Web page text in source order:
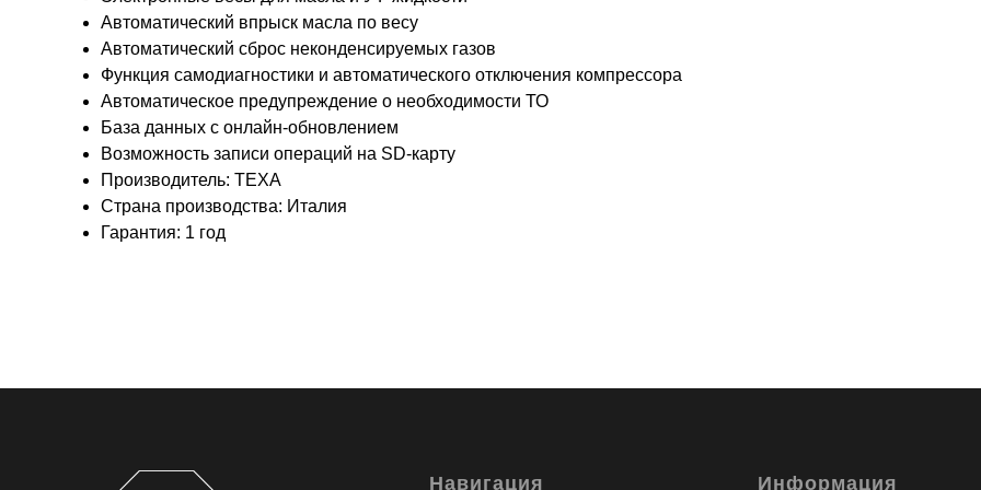
Автоматический впрыск масла по весу
Автоматический сброс неконденсируемых газов
Функция самодиагностики и автоматического отключения компрессора
Автоматическое предупреждение о необходимости ТО
База данных с онлайн-обновлением
Возможность записи операций на SD-карту
Производитель: TEXA
Страна производства: Италия
Гарантия: 1 год
Навигация Информация